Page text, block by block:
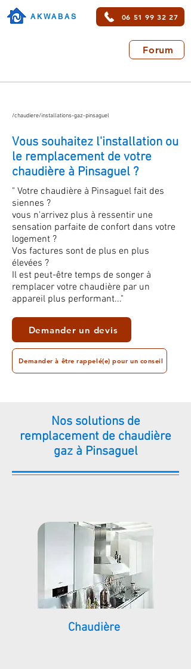
AKWABAS 06 51 99 32 27
Forum
/chaudiere/installations-gaz-pinsaguel
Vous souhaitez l'installation ou
le remplacement de votre
chaudière à Pinsaguel ?
" Votre chaudière à Pinsaguel fait des
siennes ?
vous n'arrivez plus à ressentir une
sensation parfaite de confort dans votre
logement ?
Vos factures sont de plus en plus
élevées ?
Il est peut-être temps de songer à
remplacer votre chaudière par un
appareil plus performant..."
Demander un devis
Demander à être rappelé(e) pour un conseil
Nos solutions de
remplacement de chaudière
gaz à Pinsaguel
Chaudière